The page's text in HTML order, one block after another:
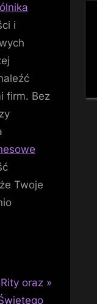
i
firm. Bez
Twoje
oraz